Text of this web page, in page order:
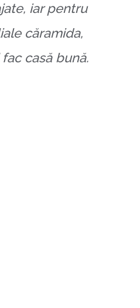
iar pentru
căramida,
casă bună.